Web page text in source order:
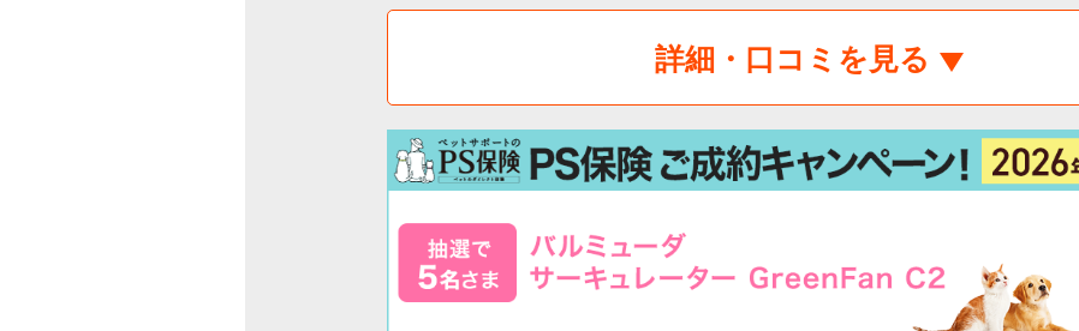
詳細・口コミを見る